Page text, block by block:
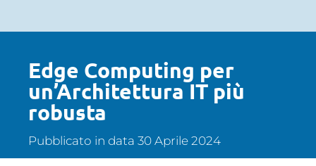
Edge Computing per
un’Architettura IT più
robusta
Pubblicato in data 30 Aprile 2024